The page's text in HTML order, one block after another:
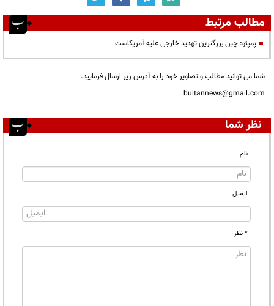
مطالب مرتبط
پمپئو: چین بزرگترین تهدید خارجی علیه آمریکاست
شما می توانید مطالب و تصاویر خود را به آدرس زیر ارسال فرمایید.
bultannews@gmail.com
نظر شما
نام
ایمیل
* نظر